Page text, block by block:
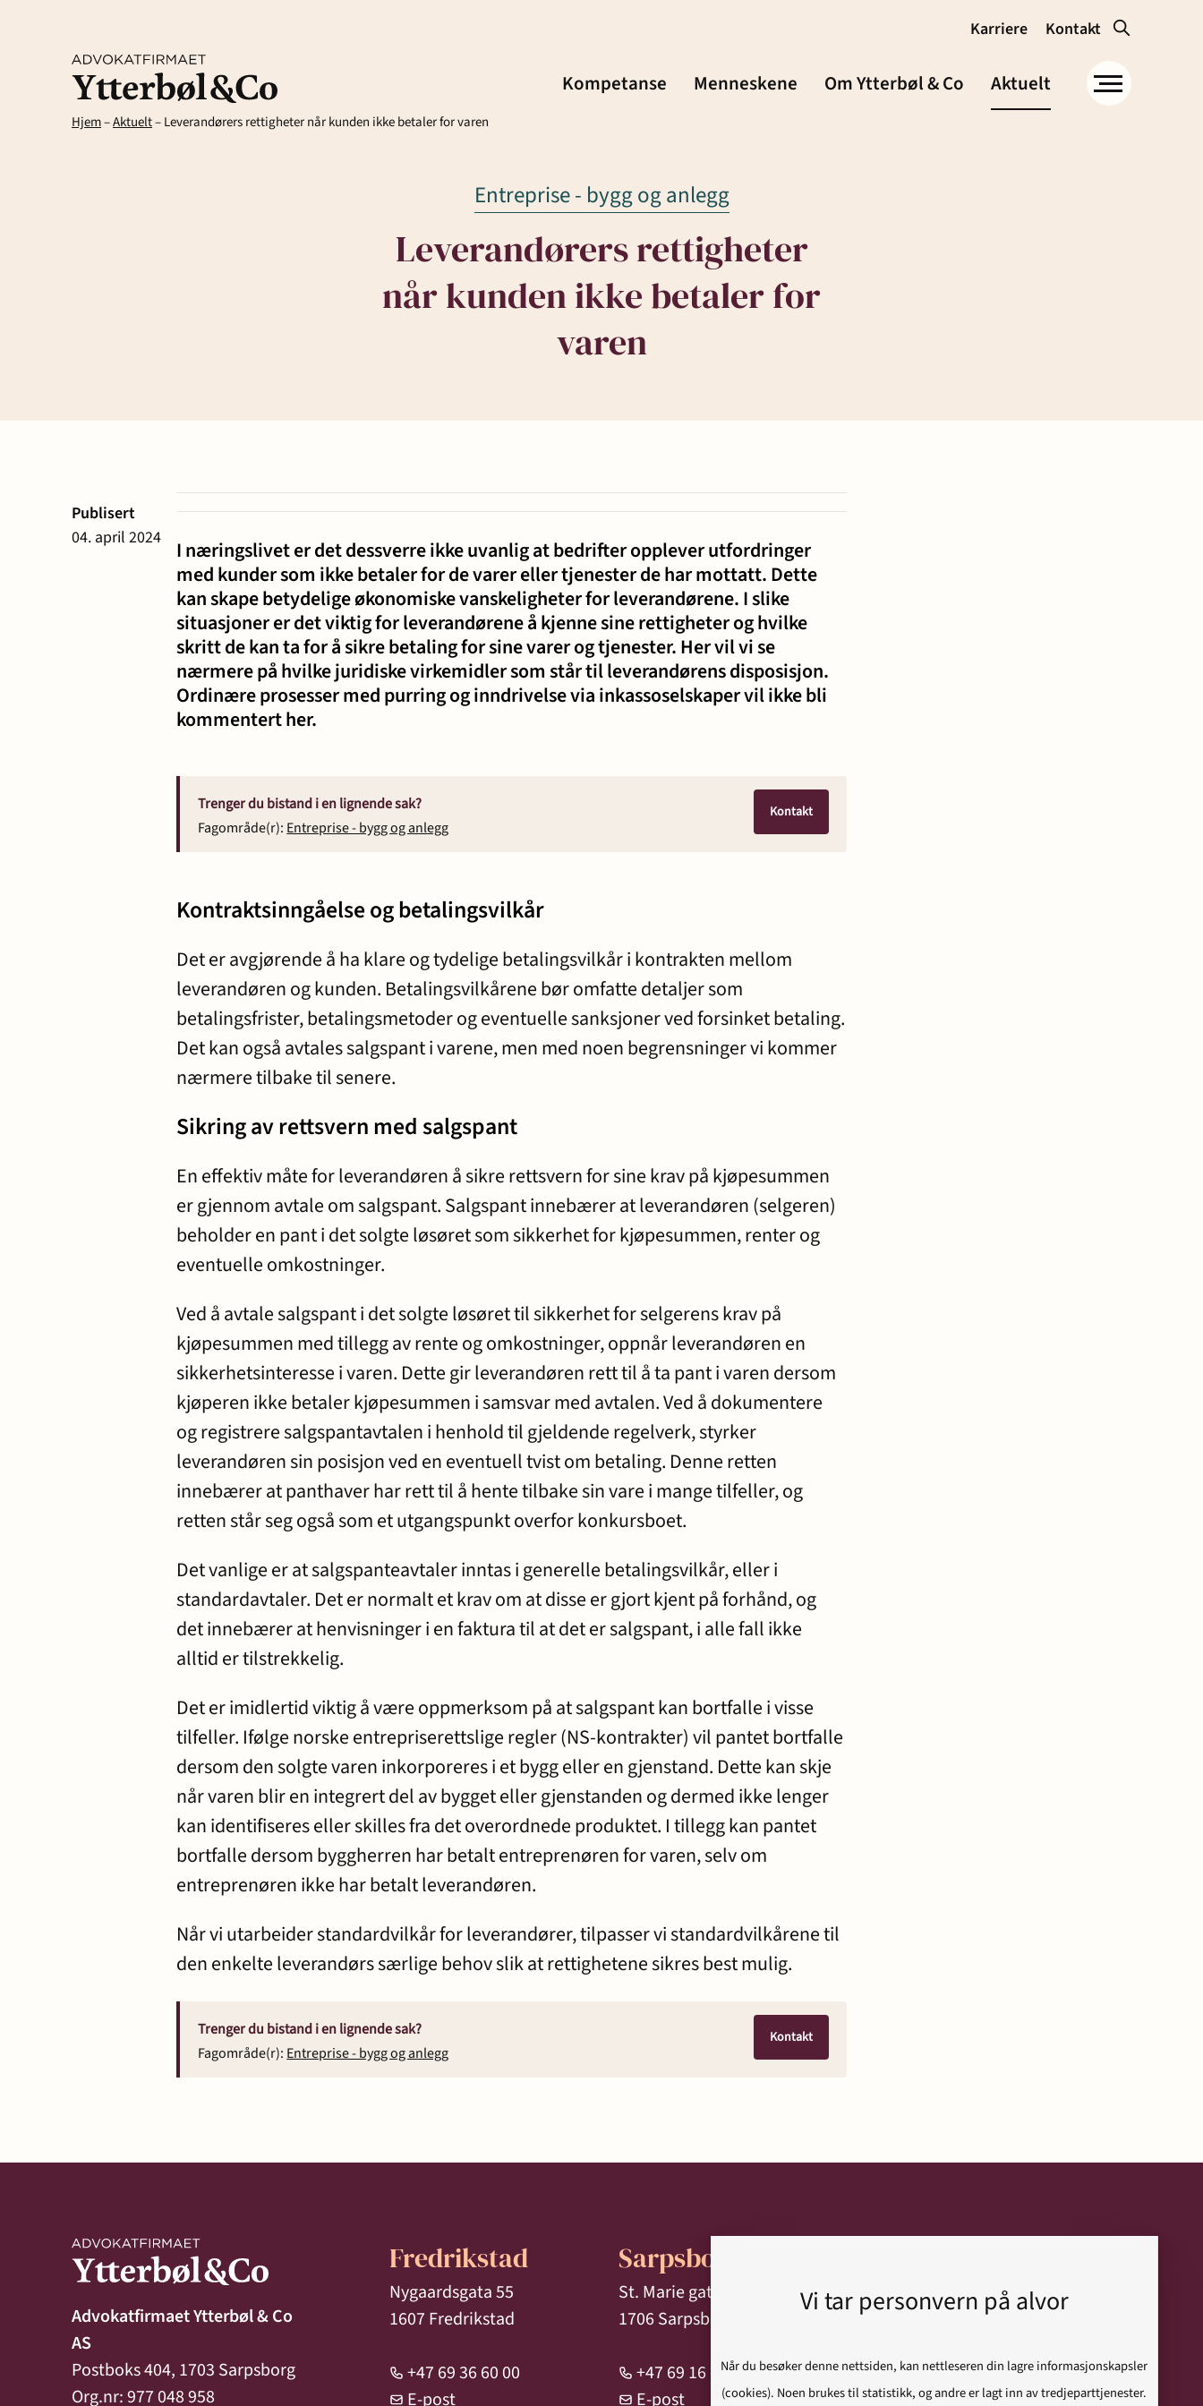
Karriere Kontakt
Kompetanse Menneskene Om Ytterbøl & Co Aktuelt
Hjem–Aktuelt–Leverandørers rettigheter når kunden ikke betaler for varen
Entreprise - bygg og anlegg
Leverandørers rettigheter
når kunden ikke betaler for
varen
Publisert
04. april 2024
I næringslivet er det dessverre ikke uvanlig at bedrifter opplever utfordringer
med kunder som ikke betaler for de varer eller tjenester de har mottatt. Dette
kan skape betydelige økonomiske vanskeligheter for leverandørene. I slike
situasjoner er det viktig for leverandørene å kjenne sine rettigheter og hvilke
skritt de kan ta for å sikre betaling for sine varer og tjenester. Her vil vi se
nærmere på hvilke juridiske virkemidler som står til leverandørens disposisjon.
Ordinære prosesser med purring og inndrivelse via inkassoselskaper vil ikke bli
kommentert her.
Trenger du bistand i en lignende sak?
Fagområde(r): Entreprise - bygg og anlegg
Kontakt
Kontraktsinngåelse og betalingsvilkår
Det er avgjørende å ha klare og tydelige betalingsvilkår i kontrakten mellom
leverandøren og kunden. Betalingsvilkårene bør omfatte detaljer som
betalingsfrister, betalingsmetoder og eventuelle sanksjoner ved forsinket betaling.
Det kan også avtales salgspant i varene, men med noen begrensninger vi kommer
nærmere tilbake til senere.
Sikring av rettsvern med salgspant
En effektiv måte for leverandøren å sikre rettsvern for sine krav på kjøpesummen
er gjennom avtale om salgspant. Salgspant innebærer at leverandøren (selgeren)
beholder en pant i det solgte løsøret som sikkerhet for kjøpesummen, renter og
eventuelle omkostninger.
Ved å avtale salgspant i det solgte løsøret til sikkerhet for selgerens krav på
kjøpesummen med tillegg av rente og omkostninger, oppnår leverandøren en
sikkerhetsinteresse i varen. Dette gir leverandøren rett til å ta pant i varen dersom
kjøperen ikke betaler kjøpesummen i samsvar med avtalen. Ved å dokumentere
og registrere salgspantavtalen i henhold til gjeldende regelverk, styrker
leverandøren sin posisjon ved en eventuell tvist om betaling. Denne retten
innebærer at panthaver har rett til å hente tilbake sin vare i mange tilfeller, og
retten står seg også som et utgangspunkt overfor konkursboet.
Det vanlige er at salgspanteavtaler inntas i generelle betalingsvilkår, eller i
standardavtaler. Det er normalt et krav om at disse er gjort kjent på forhånd, og
det innebærer at henvisninger i en faktura til at det er salgspant, i alle fall ikke
alltid er tilstrekkelig.
Det er imidlertid viktig å være oppmerksom på at salgspant kan bortfalle i visse
tilfeller. Ifølge norske entrepriserettslige regler (NS-kontrakter) vil pantet bortfalle
dersom den solgte varen inkorporeres i et bygg eller en gjenstand. Dette kan skje
når varen blir en integrert del av bygget eller gjenstanden og dermed ikke lenger
kan identifiseres eller skilles fra det overordnede produktet. I tillegg kan pantet
bortfalle dersom byggherren har betalt entreprenøren for varen, selv om
entreprenøren ikke har betalt leverandøren.
Når vi utarbeider standardvilkår for leverandører, tilpasser vi standardvilkårene til
den enkelte leverandørs særlige behov slik at rettighetene sikres best mulig.
Trenger du bistand i en lignende sak?
Fagområde(r): Entreprise - bygg og anlegg
Kontakt
Advokatfirmaet Ytterbøl & Co
AS
Postboks 404, 1703 Sarpsborg
Org.nr: 977 048 958
Fredrikstad
Nygaardsgata 55
1607 Fredrikstad
+47 69 36 60 00
E-post
Sarpsborg
St. Marie gate 96/98
1706 Sarpsborg
+47 69 16 18 00
E-post
Gudes gate 10
1530 Moss
+47 69 20 69 50
E-post
næringseiendom
anlegg
Erstatning ved
personskade og sykdom
Familie og samliv
Forbrukersaker Konkurs og insolvens
Offentlige anskaffelser Selskapsrett
Skatt og avgift
Menneskene
Kontakt
Vi tar personvern på alvor
Når du besøker denne nettsiden, kan nettleseren din lagre informasjonskapsler
(cookies). Noen brukes til statistikk, og andre er lagt inn av tredjeparttjenester.